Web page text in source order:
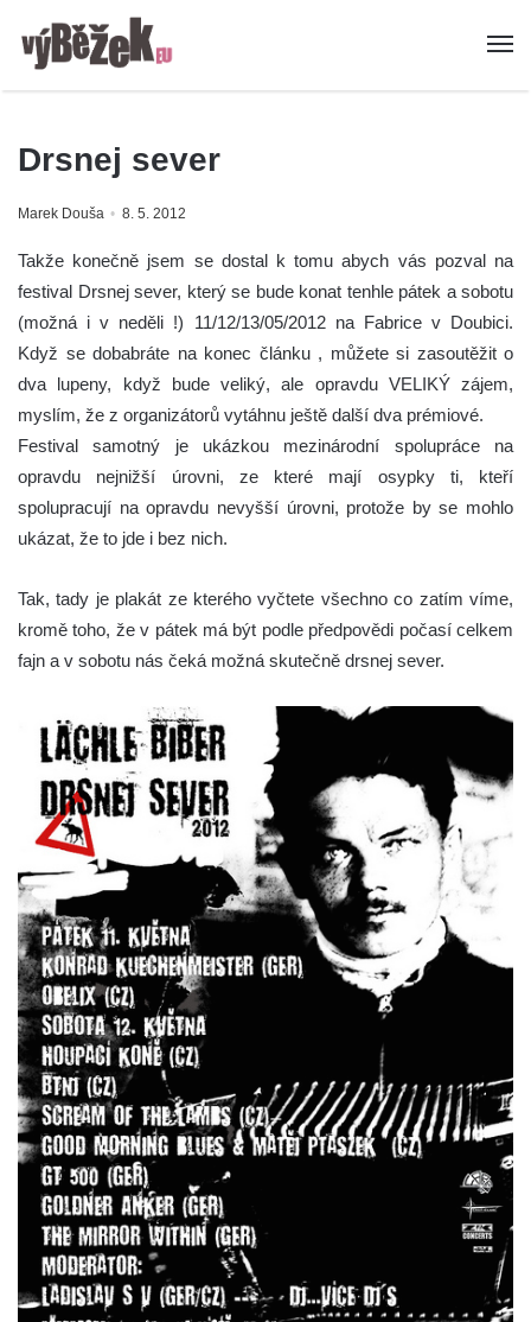
Drsnej sever
Marek Douša 8. 5. 2012
Takže konečně jsem se dostal k tomu abych vás pozval na
festival Drsnej sever, který se bude konat tenhle pátek a sobotu
(možná i v neděli !) 11/12/13/05/2012 na Fabrice v Doubici.
Když se dobabráte na konec článku , můžete si zasoutěžit o
dva lupeny, když bude veliký, ale opravdu VELIKÝ zájem,
myslím, že z organizátorů vytáhnu ještě další dva prémiové.
Festival samotný je ukázkou mezinárodní spolupráce na
opravdu nejnižší úrovni, ze které mají osypky ti, kteří
spolupracují na opravdu nevyšší úrovni, protože by se mohlo
ukázat, že to jde i bez nich.
Tak, tady je plakát ze kterého vyčtete všechno co zatím víme,
kromě toho, že v pátek má být podle předpovědi počasí celkem
fajn a v sobotu nás čeká možná skutečně drsnej sever.